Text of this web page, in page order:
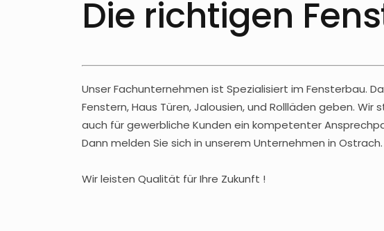
Die richtigen
Unser Fachunternehmen ist Spezialisiert im Fensterbau.
Fenstern, Haus Türen, Jalousien, und Rollläden geben.
auch für gewerbliche Kunden ein kompetenter
Dann melden Sie sich in unserem Unternehmen in
Wir leisten Qualität für Ihre Zukunft !